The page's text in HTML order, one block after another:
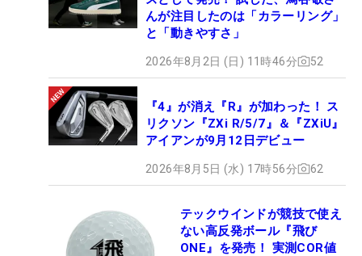
んが注目したのは「カラーリング」
と「動きやすさ」
2026年8月2日 (日) 11時46分 52
『4』が消え『R』が加わった！ ス
リクソン『ZXi R/5/7』＆『ZXiU』
アイアンが9月12日デビュー
2026年8月5日 (水) 17時56分 62
テックウインドが競技で使え
ない高反発ボール『飛び
ONE』を発売！ 実測COR値